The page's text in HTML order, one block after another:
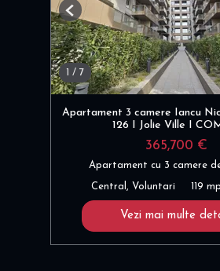
1 / 7
Previous
Apartament 3 camere Iancu
126 I Jolie Ville I
365,700 €
Apartament cu 3 camere
Central, Voluntari 119 mp
Vezi mai multe